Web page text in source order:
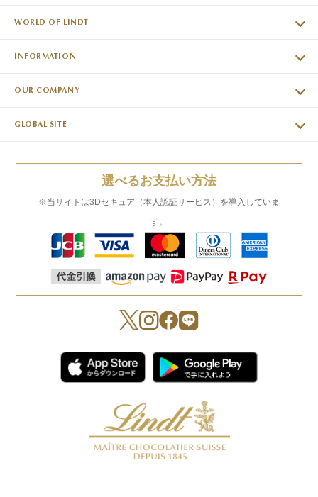
WORLD OF LINDT
INFORMATION
OUR COMPANY
GLOBAL SITE
選べるお支払い方法
※当サイトは3Dセキュア（本人認証サービス）を導入していま
す。